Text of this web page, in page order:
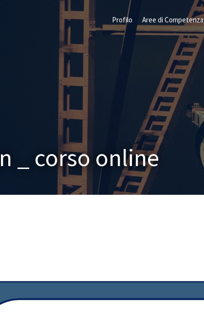
Profilo Aree di Competenza
_ corso online